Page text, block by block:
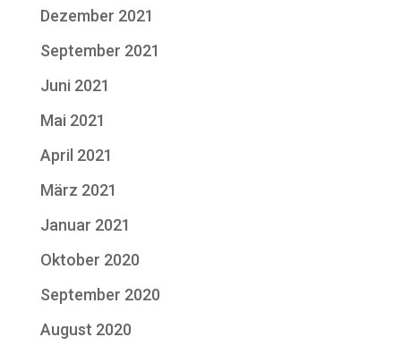
Dezember 2021
September 2021
Juni 2021
Mai 2021
April 2021
März 2021
Januar 2021
Oktober 2020
September 2020
August 2020